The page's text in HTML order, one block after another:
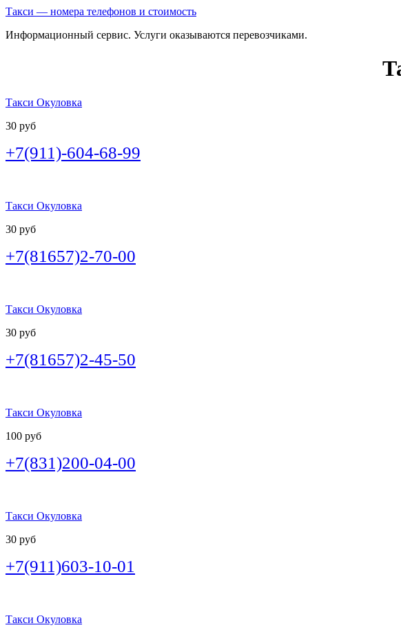
Такси — номера телефонов и стоимость
Информационный сервис. Услуги оказываются перевозчиками.
Такси Окуловка
30 руб
+7(911)-604-68-99
Такси Окуловка
30 руб
+7(81657)2-70-00
Такси Окуловка
30 руб
+7(81657)2-45-50
Такси Окуловка
100 руб
+7(831)200-04-00
Такси Окуловка
30 руб
+7(911)603-10-01
Такси Окуловка